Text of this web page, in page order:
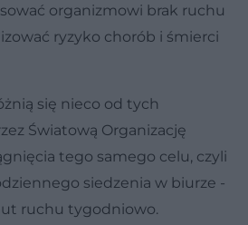
organizmowi brak ruchu
ryzyko chorób i śmierci
się nieco od tych
Światową Organizację
tego samego celu, czyli
siedzenia w biurze -
ruchu tygodniowo.